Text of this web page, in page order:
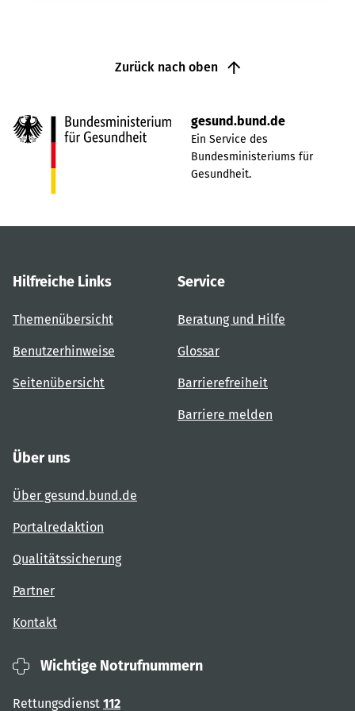
Zurück nach oben
gesund.bund.de
Ein Service des
Bundesministeriums für
Gesundheit.
Hilfreiche Links
Themenübersicht
Benutzerhinweise
Seitenübersicht
Service
Beratung und Hilfe
Glossar
Barrierefreiheit
Barriere melden
Über uns
Über gesund.bund.de
Portalredaktion
Qualitätssicherung
Partner
Kontakt
Wichtige Notrufnummern
Rettungsdienst 112